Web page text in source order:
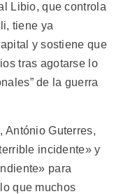
Libio, que controla
tiene ya
y sostiene que
tras agotarse lo
de la guerra
António Guterres,
incidente» y
para
que muchos